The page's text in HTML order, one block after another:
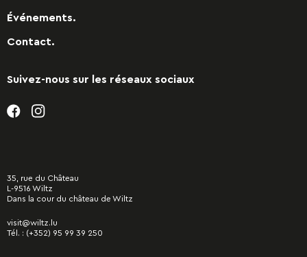
Événements.
Contact.
Suivez-nous sur les réseaux sociaux
35, rue du Château
L-9516 Wiltz
Dans la cour du château de Wiltz
visit@wiltz.lu
Tél. : (+352) 95 99 39 250